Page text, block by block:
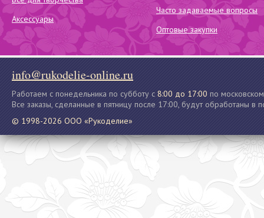
Аксессуары
Часто задаваемые вопросы
Оптовые закупки
info@rukodelie-online.ru
Работаем с понедельника по субботу с 8:00 до 17:00 по
Все заказы, сделанные в пятницу после 17:00, будут обработаны в
© 1998-2026 ООО «Рукоделие»